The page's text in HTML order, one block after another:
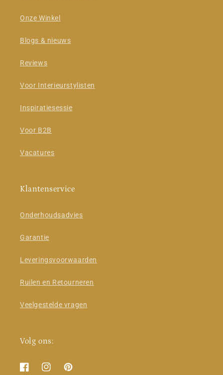
Onze Winkel
Blogs & nieuws
Reviews
Voor Interieurstylisten
Inspiratiesessie
Voor B2B
Vacatures
Klantenservice
Onderhoudsadvies
Garantie
Leveringsvoorwaarden
Ruilen en Retourneren
Veelgestelde vragen
Volg ons:
FacebookInstagramPinterest